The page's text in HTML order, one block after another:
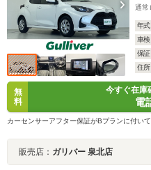
通常
年式
車検
保証
住所
無
料
今すぐ在庫
電
カーセンサーアフター保証がBプランに付い
販売店： ガリバー 泉北店